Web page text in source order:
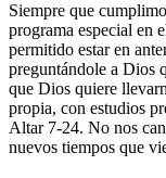
Siempre que
programa especial en
permitido estar en
preguntándole a Dios
que Dios quiere
propia, con estudios
Altar 7-24. No nos
nuevos tiempos que